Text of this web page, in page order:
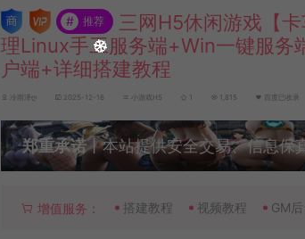
# 推荐
三网H5休闲游戏【
理Linux手工服务端+Win一键服务
户端+详细搭建教程
冷雨泽ღ 2025-12-16 小游戏H5 1 1,815 百度已收录
郑重承诺丨本站提供安全交易、信息
增值服务： 搭建教程 视频教程 GM后